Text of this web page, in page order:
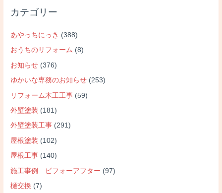
カテゴリー
あやっちにっき (388)
おうちのリフォーム (8)
お知らせ (376)
ゆかいな専務のお知らせ (253)
リフォーム木工工事 (59)
外壁塗装 (181)
外壁塗装工事 (291)
屋根塗装 (102)
屋根工事 (140)
施工事例 ビフォーアフター (97)
樋交換 (7)